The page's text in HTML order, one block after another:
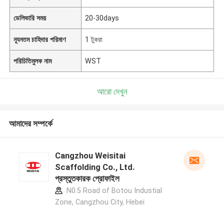
ডেলিভারি সময় 20-30days
ন্যূনতম চাহিদার পরিমাণ 1 টুকরা
পরিচিতিমুলক নাম WST
আরো দেখুন
আমাদের সম্পর্কে
Cangzhou Weisitai
Scaffolding Co., Ltd.
প্রস্তুতকারক প্রোফাইল
N0.5 Road of Botou Industial
Zone, Cangzhou City, Hebei